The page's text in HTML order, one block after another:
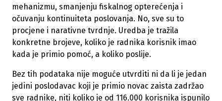
mehanizmu, smanjenju fiskalnog opterećenja i
očuvanju kontinuiteta poslovanja. No, sve su to
procjene i narativne tvrdnje. Uredba je tražila
konkretne brojeve, koliko je radnika korisnik imao
kada je primio pomoć, a koliko poslije.
Bez tih podataka nije moguće utvrditi ni da li je jedan
jedini poslodavac koji je primio novac zaista zadržao
sve radnike, niti koliko je od 116.000 korisnika ispunilo